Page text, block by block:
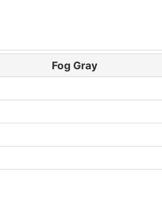
Fog Gray